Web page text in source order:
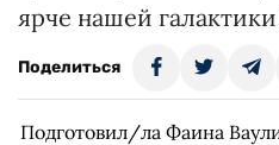
ярче нашей
Поделиться
Подготовил/ла Фаина